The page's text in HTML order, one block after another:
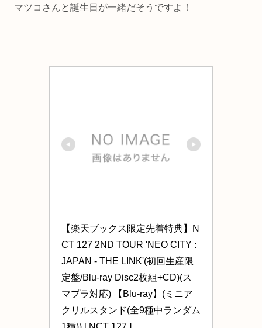
マツコさんと誕生日が一緒だそうですよ！
【楽天ブックス限定先着特典】N
CT 127 2ND TOUR 'NEO CITY :
JAPAN - THE LINK'(初回生産限
定盤/Blu-ray Disc2枚組+CD)(ス
マプラ対応) 【Blu-ray】(ミニア
クリルスタンド(全9種中ランダム